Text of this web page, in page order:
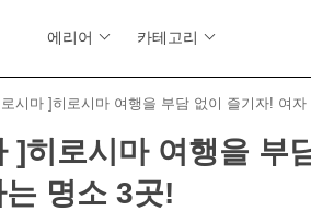
에리어 카테고리
로시마 ]히로시마 여행을 부담 없이 즐기자! 여
]히로시마 여행을 부
명소 3곳!